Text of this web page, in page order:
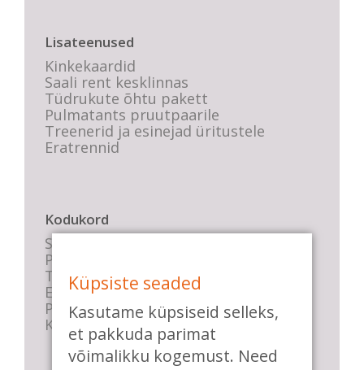
Lisateenused
Kinkekaardid
Saali rent kesklinnas
Tüdrukute õhtu pakett
Pulmatants pruutpaarile
Treenerid ja esinejad üritustele
Eratrennid
Kodukord
Stuudio sisekord
Privaatsustingimused
Tasemete kirjeldused
E-poe tingimused
Parkimise info
KKK
Küpsiste seaded
Kasutame küpsiseid selleks,
et pakkuda parimat
võimalikku kogemust. Need